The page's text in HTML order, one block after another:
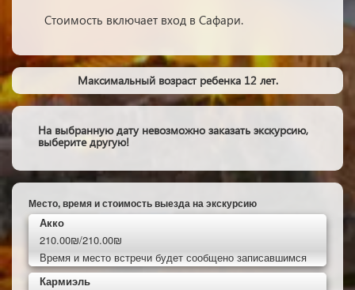
Стоимость включает вход в Сафари.
Максимальный возраст ребенка 12 лет.
На выбранную дату невозможно заказать экскурсию,
выберите другую!
Место, время и стоимость выезда на экскурсию
Акко
210.00₪/210.00₪
Время и место встречи будет сообщено записавшимся
Кармиэль